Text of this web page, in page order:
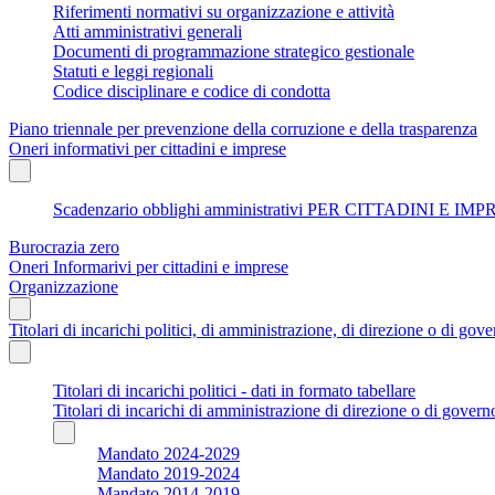
Riferimenti normativi su organizzazione e attività
Atti amministrativi generali
Documenti di programmazione strategico gestionale
Statuti e leggi regionali
Codice disciplinare e codice di condotta
Piano triennale per prevenzione della corruzione e della trasparenza
Oneri informativi per cittadini e imprese
Scadenzario obblighi amministrativi PER CITTADINI E
Burocrazia zero
Oneri Informarivi per cittadini e imprese
Organizzazione
Titolari di incarichi politici, di amministrazione, di direzione o di
Titolari di incarichi politici - dati in formato tabellare
Titolari di incarichi di amministrazione di direzione o di
Mandato 2024-2029
Mandato 2019-2024